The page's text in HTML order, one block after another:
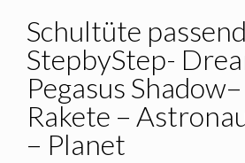
Schultüte
StepbyStep-
Pegasus
Rakete –
– Planet